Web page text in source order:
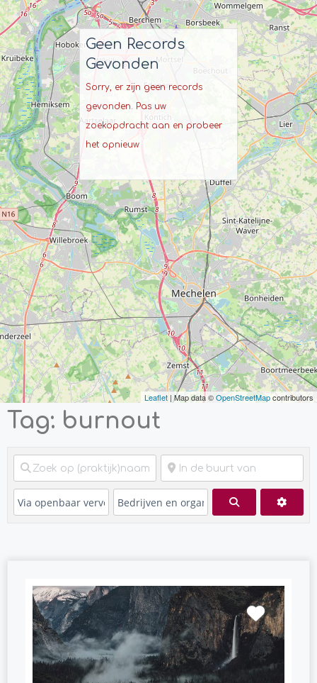
Leaflet| Map data ©OpenStreetMapcontributors
Geen Records
Gevonden
Sorry, er zijn geen records
gevonden. Pas uw
zoekopdracht aan en probeer
het opnieuw
Tag: burnout